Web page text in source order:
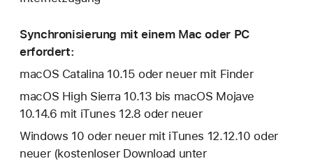
Synchronisierung mit einem Mac oder PC
erfordert:
macOS Catalina 10.15 oder neuer mit Finder
macOS High Sierra 10.13 bis macOS Mojave
10.14.6 mit iTunes 12.8 oder neuer
Windows 10 oder neuer mit iTunes 12.12.10 oder
neuer (kostenloser Download unter